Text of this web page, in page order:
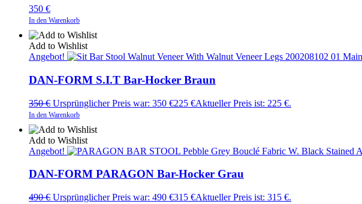
350 €
In den Warenkorb
Add to Wishlist
Angebot!
DAN-FORM S.I.T Bar-Hocker Braun
350€ Ursprünglicher Preis war: 350 €225 €Aktueller Preis ist: 225 €.
In den Warenkorb
Add to Wishlist
Angebot!
DAN-FORM PARAGON Bar-Hocker Grau
490€ Ursprünglicher Preis war: 490 €315 €Aktueller Preis ist: 315 €.